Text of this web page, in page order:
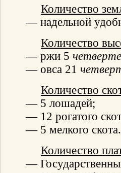
Количество
— надельной
Количество
— ржи 5
— овса 21
Количество
— 5 лошадей;
— 12 рогатого
— 5 мелкого скота.
Количество
—